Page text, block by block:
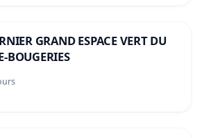
GRAND ESPACE VERT DU
BOUGERIES